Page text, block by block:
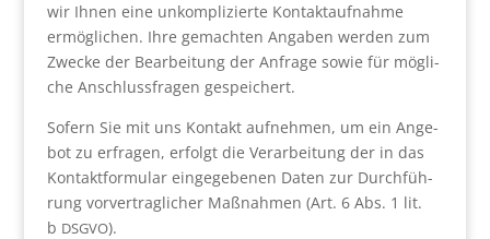
wir Ihnen eine unkom­pli­zier­te Kon­takt­auf­nah­me
ermög­li­chen. Ihre gemach­ten Anga­ben wer­den zum
Zwe­cke der Bear­bei­tung der Anfra­ge sowie für mög­li­
che Anschluss­fra­gen gespei­chert.
Sofern Sie mit uns Kon­takt auf­neh­men, um ein Ange­
bot zu erfra­gen, erfolgt die Ver­ar­bei­tung der in das
Kon­takt­for­mu­lar ein­ge­ge­be­nen Daten zur Durch­füh­
rung vor­ver­trag­li­cher Maß­nah­men (Art. 6 Abs. 1 lit.
b DSGVO).